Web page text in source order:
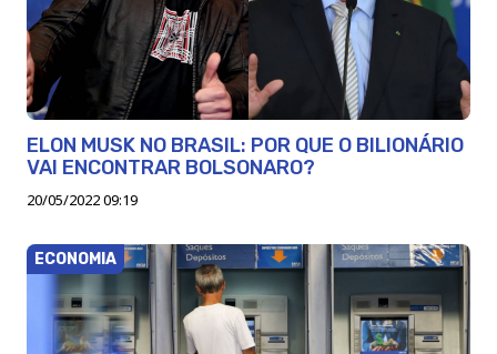
ELON MUSK NO BRASIL: POR QUE O BILIONÁRIO
VAI ENCONTRAR BOLSONARO?
20/05/2022 09:19
ECONOMIA